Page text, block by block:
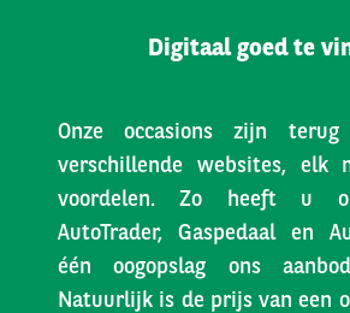
Digitaal goed te
Onze occasions zijn
verschillende websites, elk
voordelen. Zo heeft u
AutoTrader, Gaspedaal en
één oogopslag ons
Natuurlijk is de prijs van een